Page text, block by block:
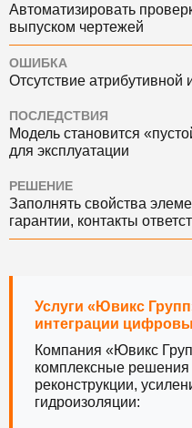
Автоматизировать
выпуском чертежей
ОШИБКА
Отсутствие
ПОСЛЕДСТВИЯ
Модель становится
для эксплуатации
РЕШЕНИЕ
Заполнять свойства
гарантии, контакты
Услуги «Ювикс
интеграции
Компания «Ювикс
комплексные
реконструкции,
гидроизоляции: